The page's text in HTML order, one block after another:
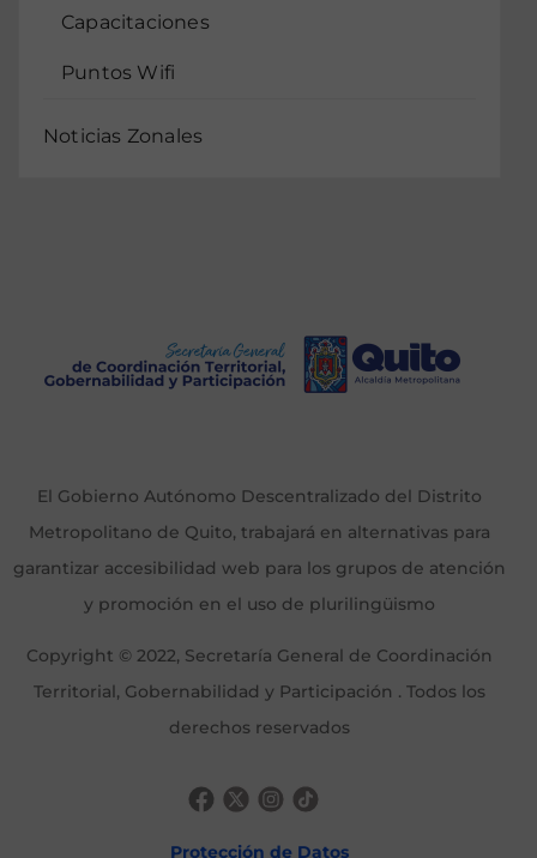
Capacitaciones
Puntos Wifi
Noticias Zonales
El Gobierno Autónomo Descentralizado del Distrito
Metropolitano de Quito, trabajará en alternativas para
garantizar accesibilidad web para los grupos de atención
y promoción en el uso de plurilingüismo
Copyright © 2022, Secretaría General de Coordinación
Territorial, Gobernabilidad y Participación . Todos los
derechos reservados
Protección de Datos